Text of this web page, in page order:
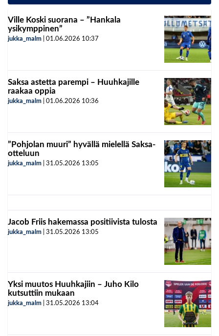
Ville Koski suorana – ”Hankala
ysikymppinen”
jukka_malm 01.06.2026 10:37
Saksa astetta parempi – Huuhkajille
raakaa oppia
jukka_malm 01.06.2026 10:36
”Pohjolan muuri” hyvällä mielellä Saksa-
otteluun
jukka_malm 31.05.2026 13:05
Jacob Friis hakemassa positiivista tulosta
jukka_malm 31.05.2026 13:05
Yksi muutos Huuhkajiin – Juho Kilo
kutsuttiin mukaan
jukka_malm 31.05.2026 13:04